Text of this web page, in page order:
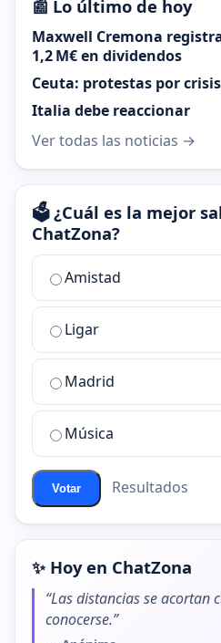
📰 Lo último de hoy
Maxwell Cremona
1,2 M€ en dividendos
Ceuta: protestas por
Italia debe reaccionar
Ver todas las noticias →
🗳️ ¿Cuál es la mejor
ChatZona?
¿Cuál
la
mejor
sala
chat
ChatZona?
Amistad
Ligar
Madrid
Música
Votar Resultados
✨ Hoy en ChatZona
“Las distancias se acortan
conocerse.”